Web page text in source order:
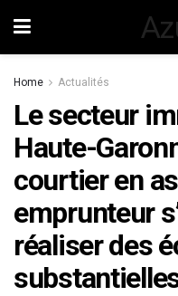
Home Actualités
Le secteur
Haute-
courtier en
emprunteur
réaliser des